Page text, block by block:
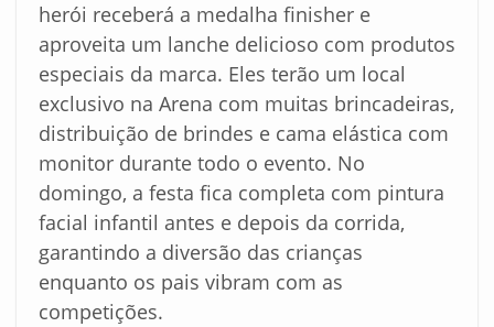
herói receberá a medalha finisher e
aproveita um lanche delicioso com produtos
especiais da marca. Eles terão um local
exclusivo na Arena com muitas brincadeiras,
distribuição de brindes e cama elástica com
monitor durante todo o evento. No
domingo, a festa fica completa com pintura
facial infantil antes e depois da corrida,
garantindo a diversão das crianças
enquanto os pais vibram com as
competições.